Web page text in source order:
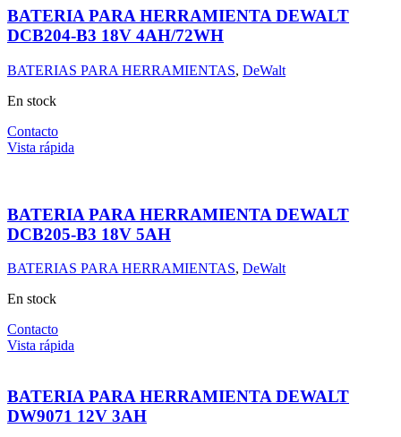
BATERIA PARA HERRAMIENTA DEWALT
DCB204-B3 18V 4AH/72WH
BATERIAS PARA HERRAMIENTAS, DeWalt
En stock
Contacto
Vista rápida
BATERIA PARA HERRAMIENTA DEWALT
DCB205-B3 18V 5AH
BATERIAS PARA HERRAMIENTAS, DeWalt
En stock
Contacto
Vista rápida
BATERIA PARA HERRAMIENTA DEWALT
DW9071 12V 3AH